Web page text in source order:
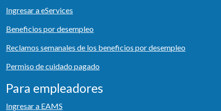
Ingresar a eServices
Beneficios por desempleo
Reclamos semanales de los beneficios por desempleo
Permiso de cuidado pagado
Para empleadores
Ingresar a EAMS